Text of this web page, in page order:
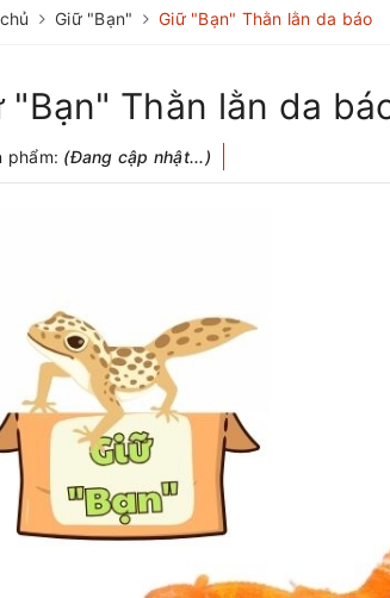
Giữ "Bạn" Giữ "Bạn" Thằn lằn da báo
"Bạn" Thằn lằn da
phẩm: (Đang cập nhật...)